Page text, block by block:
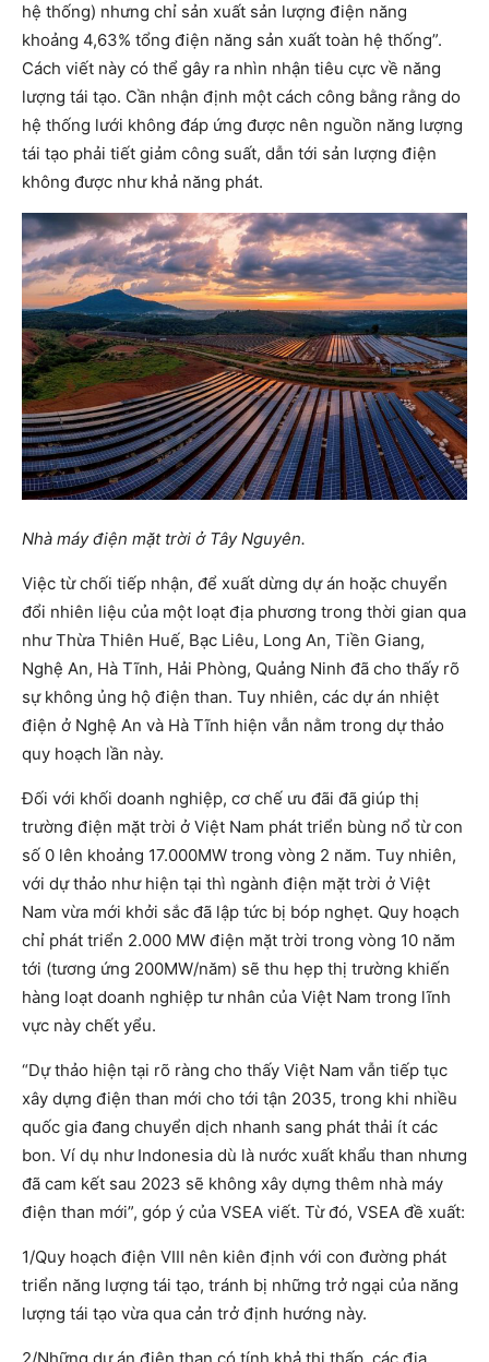
hệ thống) nhưng chỉ sản xuất sản lượng điện năng
khoảng 4,63% tổng điện năng sản xuất toàn hệ thống”.
Cách viết này có thể gây ra nhìn nhận tiêu cực về năng
lượng tái tạo. Cần nhận định một cách công bằng rằng do
hệ thống lưới không đáp ứng được nên nguồn năng lượng
tái tạo phải tiết giảm công suất, dẫn tới sản lượng điện
không được như khả năng phát.
Nhà máy điện mặt trời ở Tây Nguyên.
Việc từ chối tiếp nhận, để xuất dừng dự án hoặc chuyển
đổi nhiên liệu của một loạt địa phương trong thời gian qua
như Thừa Thiên Huế, Bạc Liêu, Long An, Tiền Giang,
Nghệ An, Hà Tĩnh, Hải Phòng, Quảng Ninh đã cho thấy rõ
sự không ủng hộ điện than. Tuy nhiên, các dự án nhiệt
điện ở Nghệ An và Hà Tĩnh hiện vẫn nằm trong dự thảo
quy hoạch lần này.
Đối với khối doanh nghiệp, cơ chế ưu đãi đã giúp thị
trường điện mặt trời ở Việt Nam phát triển bùng nổ từ con
số 0 lên khoảng 17.000MW trong vòng 2 năm. Tuy nhiên,
với dự thảo như hiện tại thì ngành điện mặt trời ở Việt
Nam vừa mới khởi sắc đã lập tức bị bóp nghẹt. Quy hoạch
chỉ phát triển 2.000 MW điện mặt trời trong vòng 10 năm
tới (tương ứng 200MW/năm) sẽ thu hẹp thị trường khiến
hàng loạt doanh nghiệp tư nhân của Việt Nam trong lĩnh
vực này chết yểu.
“Dự thảo hiện tại rõ ràng cho thấy Việt Nam vẫn tiếp tục
xây dựng điện than mới cho tới tận 2035, trong khi nhiều
quốc gia đang chuyển dịch nhanh sang phát thải ít các
bon. Ví dụ như Indonesia dù là nước xuất khẩu than nhưng
đã cam kết sau 2023 sẽ không xây dựng thêm nhà máy
điện than mới”, góp ý của VSEA viết. Từ đó, VSEA đề xuất:
1/Quy hoạch điện VIII nên kiên định với con đường phát
triển năng lượng tái tạo, tránh bị những trở ngại của năng
lượng tái tạo vừa qua cản trở định hướng này.